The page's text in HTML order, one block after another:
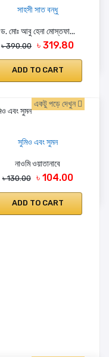
সাহসী সাত বন্ধু
ড. মোঃ আবু হেনা মোস্তফা...
৳ 390.00 ৳ 319.80
ADD TO CART
একটু পড়ে দেখুন
সুমিও এবং সুমন
নাওমি ওয়াতানাবে
৳ 130.00 ৳ 104.00
ADD TO CART